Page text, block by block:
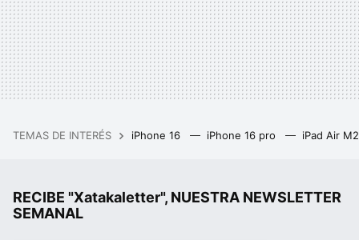
TEMAS DE INTERÉS iPhone 16 iPhone 16 pro iPad Air
RECIBE "Xatakaletter", NUESTRA NEWSLETTER
SEMANAL